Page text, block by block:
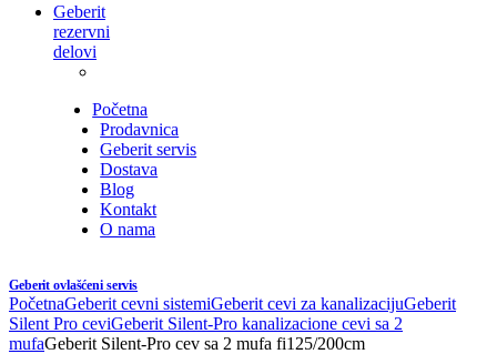
Geberit
rezervni
delovi
Početna
Prodavnica
Geberit servis
Dostava
Blog
Kontakt
O nama
Geberit ovlašćeni servis
PočetnaGeberit cevni sistemiGeberit cevi za kanalizacijuGeberit
Silent Pro ceviGeberit Silent-Pro kanalizacione cevi sa 2
mufaGeberit Silent-Pro cev sa 2 mufa fi125/200cm